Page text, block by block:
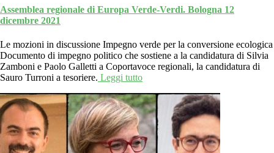
Assemblea regionale di Europa Verde-Verdi. Bologna 12
dicembre 2021
Le mozioni in discussione Impegno verde per la conversione ecologica
Documento di impegno politico che sostiene a la candidatura di Silvia
Zamboni e Paolo Galletti a Coportavoce regionali, la candidatura di
Sauro Turroni a tesoriere. Leggi tutto